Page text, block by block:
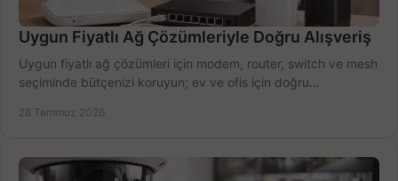
Uygun Fiyatlı Ağ Çözümleriyle Doğru Alışveriş
Uygun fiyatlı ağ çözümleri için modem, router, switch ve mesh
seçiminde bütçenizi koruyun; ev ve ofis için doğru
28 Temmuz 2026